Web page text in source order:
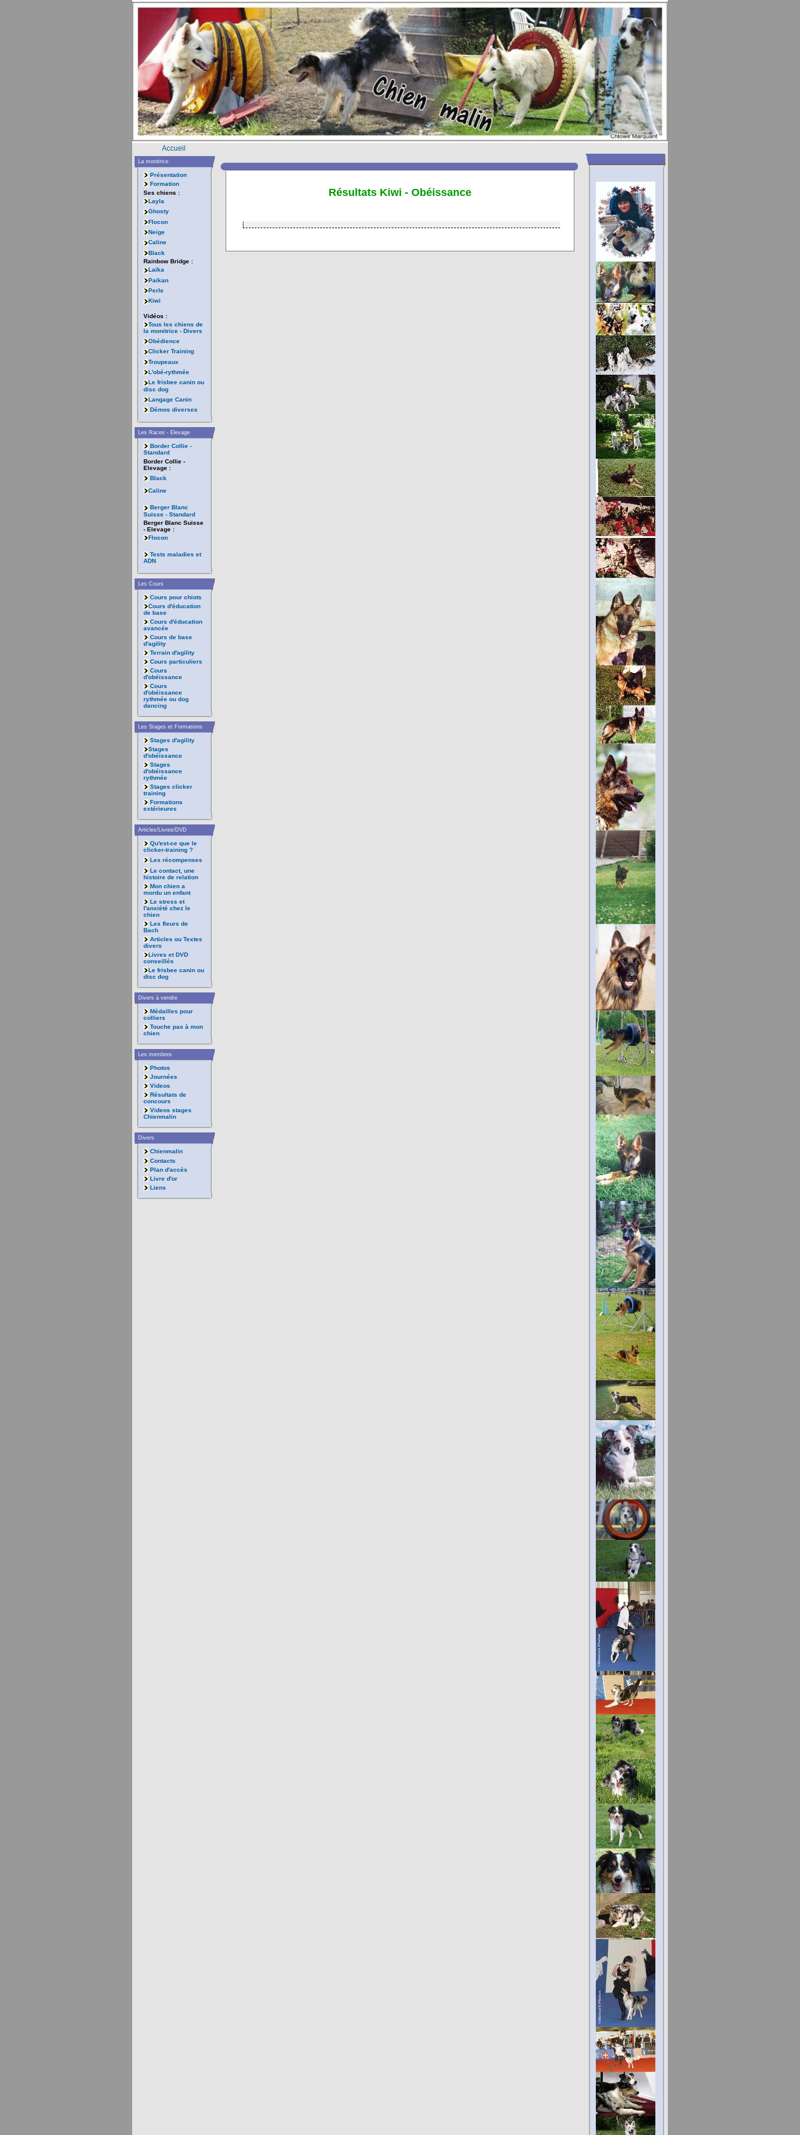
Accueil
La monitrice
Présentation
Formation
Ses chiens :
Layla
Ghosty
Flocon
Neige
Caline
Black
Rainbow Bridge :
Laïka
Païkan
Perle
Kiwi
Vidéos :
Tous les chiens de
la monitrice - Divers
Obédience
Clicker Training
Troupeaux
L'obé-rythmée
Le frisbee canin ou
disc dog
Langage Canin
Démos diverses
Les Races - Elevage
Border Collie -
Standard
Border Collie -
Elevage :
Black
Caline
Berger Blanc
Suisse - Standard
Berger Blanc Suisse
- Elevage :
Flocon
Tests maladies et
ADN
Les Cours
Cours pour chiots
Cours d'éducation
de base
Cours d'éducation
avancée
Cours de base
d'agility
Terrain d'agility
Cours particuliers
Cours
d'obéissance
Cours
d'obéissance
rythmée ou dog
dancing
Les Stages et Formations
Stages d'agility
Stages
d'obéissance
Stages
d'obéissance
rythmée
Stages clicker
training
Formations
extérieures
Articles/Livres/DVD
Qu'est-ce que le
clicker-training ?
Les récompenses
Le contact, une
histoire de relation
Mon chien a
mordu un enfant
Le stress et
l'anxiété chez le
chien
Les fleurs de
Bach
Articles ou Textes
divers
Livres et DVD
conseillés
Le frisbee canin ou
disc dog
Divers à vendre
Médailles pour
colliers
Touche pas à mon
chien
Les membres
Photos
Journées
Videos
Résultats de
concours
Videos stages
Chienmalin
Divers
Chienmalin
Contacts
Plan d'accès
Livre d'or
Liens
Résultats Kiwi - Obéissance